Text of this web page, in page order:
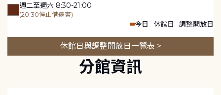
週二至週六 8:30-21:00
(20:30停止借還書)
今日 休館日 調整開放日
休館日與調整開放日一覽表 >
分館資訊